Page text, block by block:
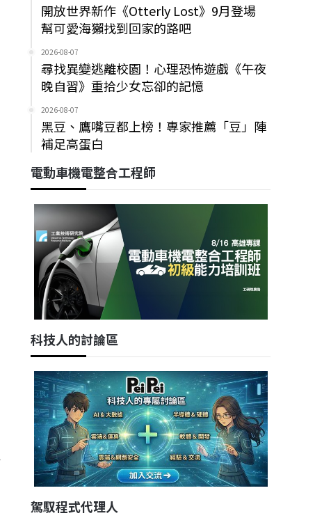
開放世界新作《Otterly Lost》9月登場
幫可愛海獺找到回家的路吧
2026-08-07
尋找異變逃離校園！心理恐怖遊戲《午夜
晚自習》重拾少女忘卻的記憶
2026-08-07
黑豆、鷹嘴豆都上榜！專家推薦「豆」陣
補足高蛋白
電動車機電整合工程師
科技人的討論區
駕馭程式代理人